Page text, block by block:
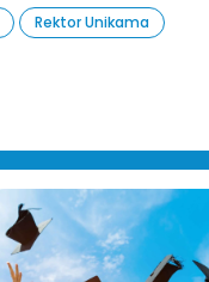
Rektor Unikama